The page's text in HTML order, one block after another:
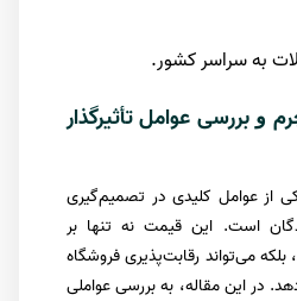
به سراسر کشور.
وبررسی عوامل تأثیرگذار
عوامل کلیدی در تصمیم‌گیری
است. این قیمت نه تنها بر
می‌تواند رقابت‌پذیری فروشگاه
در این مقاله، به بررسی عواملی